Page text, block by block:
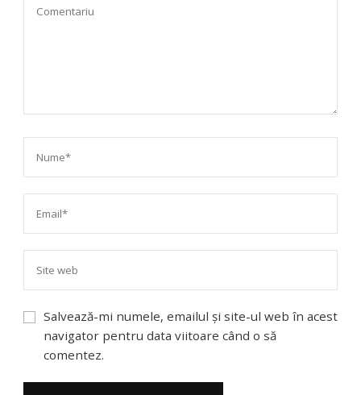
Salvează-mi numele, emailul și site-ul web în acest
navigator pentru data viitoare când o să
comentez.